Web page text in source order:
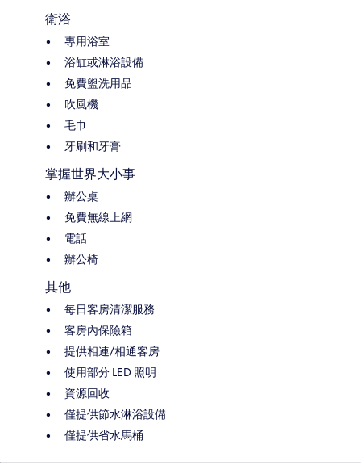
衛浴
專用浴室
浴缸或淋浴設備
免費盥洗用品
吹風機
毛巾
牙刷和牙膏
掌握世界大小事
辦公桌
免費無線上網
電話
辦公椅
其他
每日客房清潔服務
客房內保險箱
提供相連/相通客房
使用部分 LED 照明
資源回收
僅提供節水淋浴設備
僅提供省水馬桶